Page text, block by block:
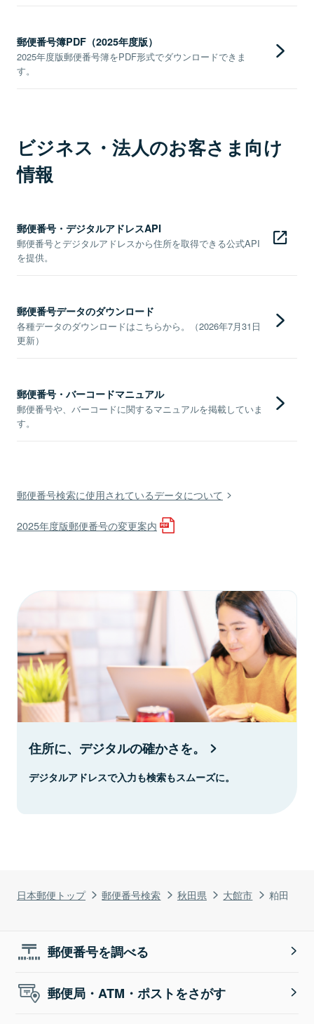
日本郵便トップ 郵便番号検索 秋田県 大館市 粕田
郵便番号簿PDF（2025年度版）
2025年度版郵便番号簿をPDF形式でダウンロードできま
す。
ビジネス・法人のお客さま向け
情報
郵便番号・デジタルアドレスAPI
郵便番号とデジタルアドレスから住所を取得できる公式API
を提供。
郵便番号データのダウンロード
各種データのダウンロードはこちらから。（2026年7月31日
更新）
郵便番号・バーコードマニュアル
郵便番号や、バーコードに関するマニュアルを掲載していま
す。
郵便番号検索に使用されているデータについて
2025年度版郵便番号の変更案内
住所に、デジタルの確かさを。
デジタルアドレスで入力も検索もスムーズに。
郵便番号を調べる
郵便局・ATM・ポストをさがす